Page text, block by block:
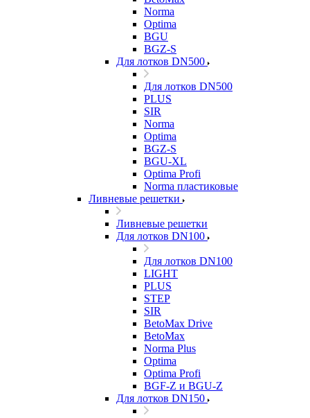
Norma
Optima
BGU
BGZ-S
Для лотков DN500
Для лотков DN500
PLUS
SIR
Norma
Optima
BGZ-S
BGU-XL
Optima Profi
Norma пластиковые
Ливневые решетки
Ливневые решетки
Для лотков DN100
Для лотков DN100
LIGHT
PLUS
STEP
SIR
BetoMax Drive
BetoMax
Norma Plus
Optima
Optima Profi
BGF-Z и BGU-Z
Для лотков DN150